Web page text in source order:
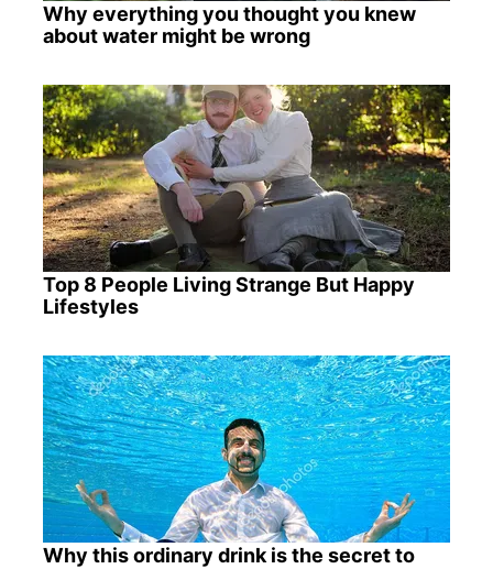
Why everything you thought you knew
about water might be wrong
Top 8 People Living Strange But Happy
Lifestyles
Why this ordinary drink is the secret to